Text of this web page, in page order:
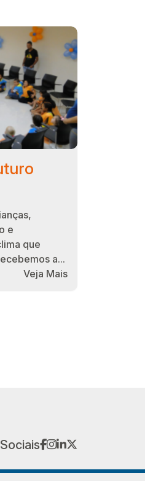
e
que
a...
Veja Mais
facebook
instagram
linkedin